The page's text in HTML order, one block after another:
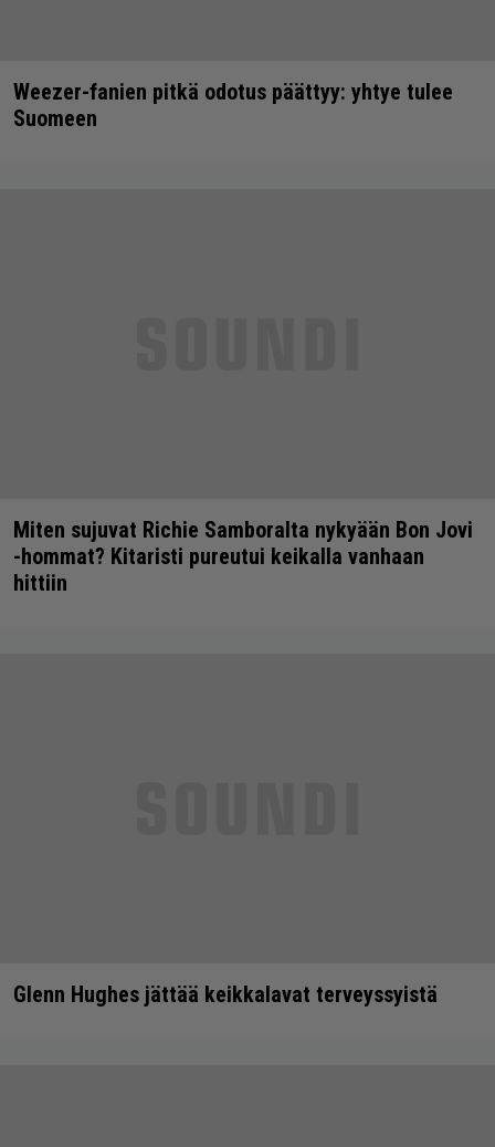
Weezer-fanien pitkä odotus päättyy: yhtye tulee
Suomeen
Miten sujuvat Richie Samboralta nykyään Bon Jovi
-hommat? Kitaristi pureutui keikalla vanhaan
hittiin
Glenn Hughes jättää keikkalavat terveyssyistä